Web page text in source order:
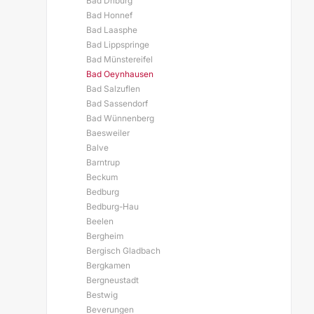
Bad Honnef
Bad Laasphe
Bad Lippspringe
Bad Münstereifel
Bad Oeynhausen
Bad Salzuflen
Bad Sassendorf
Bad Wünnenberg
Baesweiler
Balve
Barntrup
Beckum
Bedburg
Bedburg-Hau
Beelen
Bergheim
Bergisch Gladbach
Bergkamen
Bergneustadt
Bestwig
Beverungen